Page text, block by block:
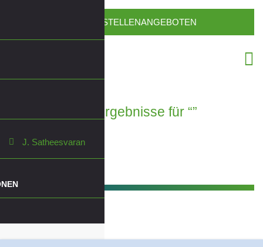
ZU DEN STELLENANGEBOTEN
Suchergebnisse für “”
J. Satheesvaran